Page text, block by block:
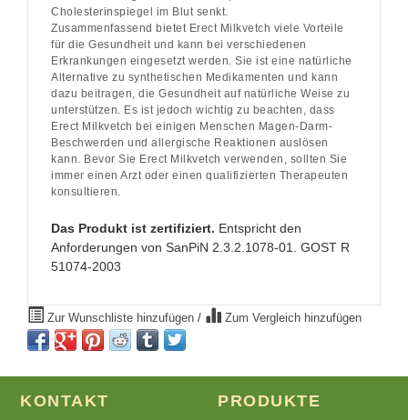
Cholesterinspiegel im Blut senkt.
Zusammenfassend bietet Erect Milkvetch viele Vorteile
für die Gesundheit und kann bei verschiedenen
Erkrankungen eingesetzt werden. Sie ist eine natürliche
Alternative zu synthetischen Medikamenten und kann
dazu beitragen, die Gesundheit auf natürliche Weise zu
unterstützen. Es ist jedoch wichtig zu beachten, dass
Erect Milkvetch bei einigen Menschen Magen-Darm-
Beschwerden und allergische Reaktionen auslösen
kann. Bevor Sie Erect Milkvetch verwenden, sollten Sie
immer einen Arzt oder einen qualifizierten Therapeuten
konsultieren.
Das Produkt ist zertifiziert. Entspricht den
Anforderungen von SanPiN 2.3.2.1078-01. GOST R
51074-2003
Zur Wunschliste hinzufügen / Zum Vergleich hinzufügen
KONTAKT PRODUKTE